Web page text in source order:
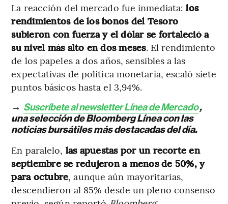
La reacción del mercado fue inmediata:los
rendimientos de los bonos del Tesoro
subieron con fuerza y el dólar se fortaleció a
su nivel más alto en dos meses. El rendimiento
de los papeles a dos años, sensibles a las
expectativas de política monetaria, escaló siete
puntos básicos hasta el 3,94%.
→ Suscríbete al newsletter Línea de Mercado,
una selección de Bloomberg Línea con las
noticias bursátiles más destacadas del día.
En paralelo, las apuestas por un recorte en
septiembre se redujeron a menos de 50%, y
para octubre, aunque aún mayoritarias,
descendieron al 85% desde un pleno consenso